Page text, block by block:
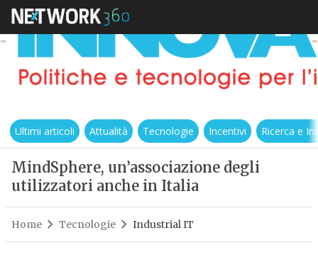
Ultimi articoli Attualità Tecnologie Incentivi Ricerca e
MindSphere, un’associazione degli
utilizzatori anche in Italia
Home Tecnologie Industrial IT